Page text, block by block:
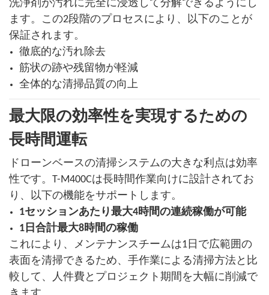
洗浄剤が汚れに完全に浸透して分解できるようにし
ます。この2段階のプロセスにより、以下のことが
保証されます。
徹底的な汚れ除去
筋状の跡や残留物が軽減
全体的な清掃品質の向上
最大限の効率性を実現するための
長時間運転
ドローンベースの清掃システムの大きな利点は効率
性です。T-M400Cは長時間作業向けに設計されてお
り、以下の機能をサポートします。
1セッションあたり最大4時間の連続稼働が可能
1日合計最大8時間の稼働
これにより、メンテナンスチームは1日で広範囲の
表面を清掃できるため、手作業による清掃方法と比
較して、人件費とプロジェクト期間を大幅に削減で